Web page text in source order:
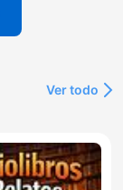
Ver todo